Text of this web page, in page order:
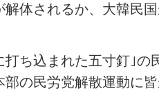
解体されるか、大韓民
ち込まれた五寸釘｣の
部の民労党解散運動に